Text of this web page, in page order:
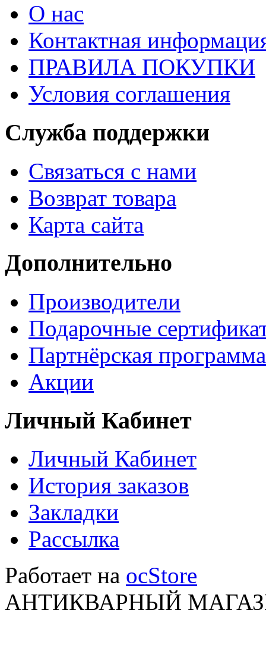
О нас
Контактная
ПРАВИЛА ПОКУПКИ
Условия соглашения
Служба поддержки
Связаться с нами
Возврат товара
Карта сайта
Дополнительно
Производители
Подарочные
Партнёрская программа
Акции
Личный Кабинет
Личный Кабинет
История заказов
Закладки
Рассылка
Работает на ocStore
АНТИКВАРНЫЙ